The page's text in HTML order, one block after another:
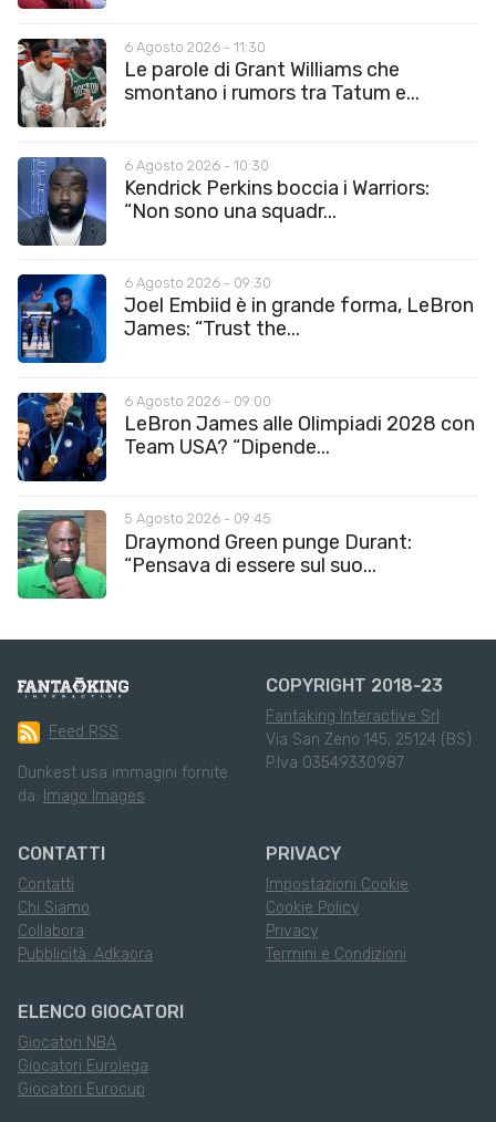
6 Agosto 2026 - 11:30
Le parole di Grant Williams che
smontano i rumors tra Tatum e...
6 Agosto 2026 - 10:30
Kendrick Perkins boccia i Warriors:
“Non sono una squadr...
6 Agosto 2026 - 09:30
Joel Embiid è in grande forma, LeBron
James: “Trust the...
6 Agosto 2026 - 09:00
LeBron James alle Olimpiadi 2028 con
Team USA? “Dipende...
5 Agosto 2026 - 09:45
Draymond Green punge Durant:
“Pensava di essere sul suo...
Feed RSS
Dunkest usa immagini fornite
da: Imago Images
COPYRIGHT 2018-23
Fantaking Interactive Srl
Via San Zeno 145, 25124 (BS)
P.Iva 03549330987
CONTATTI
Contatti
Chi Siamo
Collabora
Pubblicità: Adkaora
PRIVACY
Impostazioni Cookie
Cookie Policy
Privacy
Termini e Condizioni
ELENCO GIOCATORI
Giocatori NBA
Giocatori Eurolega
Giocatori Eurocup